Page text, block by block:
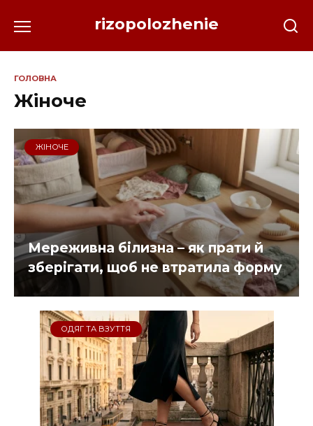
до
rizopolozhenie
ГОЛОВНА
Жіноче
ЖІНОЧЕ
Мереживна білизна – як прати й
зберігати, щоб не втратила форму
ОДЯГ ТА ВЗУТТЯ